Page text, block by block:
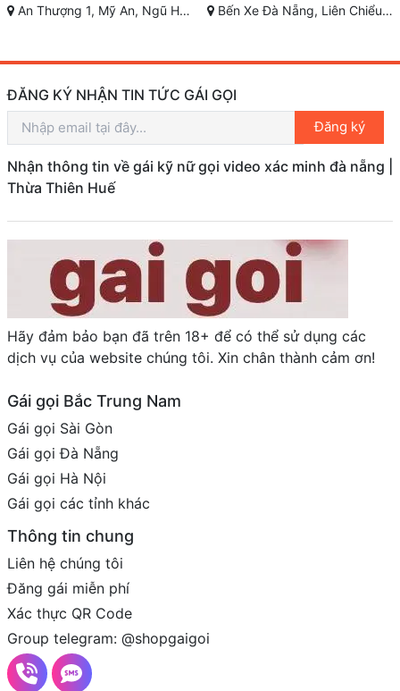
Bến Xe Đà Nẵng, Liên Chiểu, TP Đà Nẵng Nguyễn Tất Thành, Thanh Khê, Đà Nẵng
ĐĂNG KÝ NHẬN TIN TỨC GÁI GỌI
Đăng ký
Nhận thông tin về gái kỹ nữ gọi video xác minh đà nẵng |
Thừa Thiên Huế
Hãy đảm bảo bạn đã trên 18+ để có thể sử dụng các
dịch vụ của website chúng tôi. Xin chân thành cảm ơn!
Gái gọi Bắc Trung Nam
Gái gọi Sài Gòn
Gái gọi Đà Nẵng
Gái gọi Hà Nội
Gái gọi các tỉnh khác
Thông tin chung
Liên hệ chúng tôi
Đăng gái miễn phí
Xác thực QR Code
Group telegram: @shopgaigoi